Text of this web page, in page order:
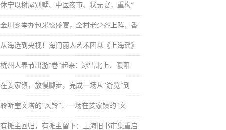
休宁以树屋别墅、中医夜市、状元宴，重构“
金川乡举办包米饺盛宴，全村老少齐上阵，香
从海选到央视！海门丽人艺术团以《上海谣》
杭州人春节出游“卷”起来：冰雪北上、暖阳
在姜家镇，放慢脚步，完成一场从“游览”到
聆听奎文塔的“风铃”：一场在姜家镇的“文
有摊主回归，有摊主留下：上海旧书市集重启